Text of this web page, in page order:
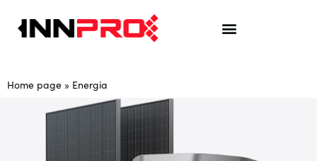
Home page » Energia